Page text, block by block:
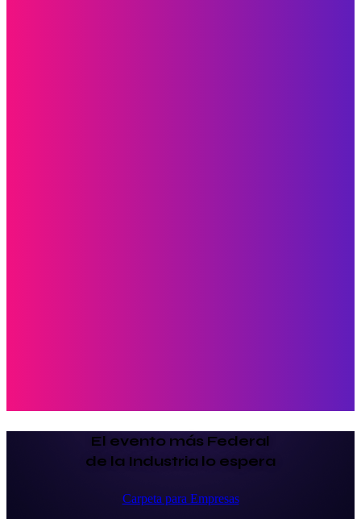
El evento más Federal
de la Industria lo espera
Carpeta para Empresas